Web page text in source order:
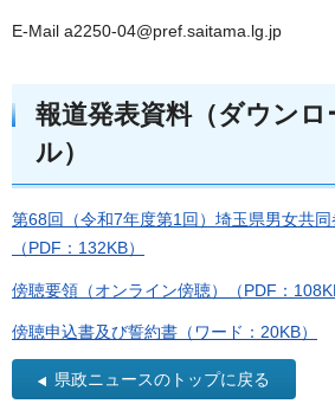
E-Mail a2250-04@pref.saitama.lg.jp
報道発表資料（ダウンロ
ル）
第68回（令和7年度第1回）埼玉県男女共
（PDF：132KB）
傍聴要領（オンライン傍聴）（PDF：
傍聴申込書及び誓約書（ワード：20KB）
県政ニュースのトップに戻る